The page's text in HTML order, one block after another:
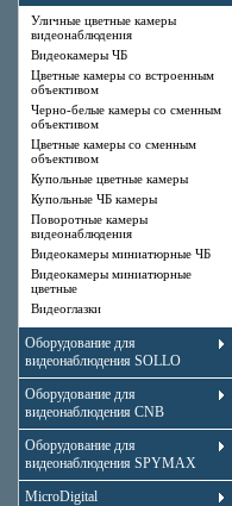
Уличные цветные камеры
видеонаблюдения
Видеокамеры ЧБ
Цветные камеры со встроенным
объективом
Черно-белые камеры со сменным
объективом
Цветные камеры со сменным
объективом
Купольные цветные камеры
Купольные ЧБ камеры
Поворотные камеры
видеонаблюдения
Видеокамеры миниатюрные ЧБ
Видеокамеры миниатюрные
цветные
Видеоглазки
Оборудование для
видеонаблюдения SOLLO
Оборудование для
видеонаблюдения CNB
Оборудование для
видеонаблюдения SPYMAX
MicroDigital